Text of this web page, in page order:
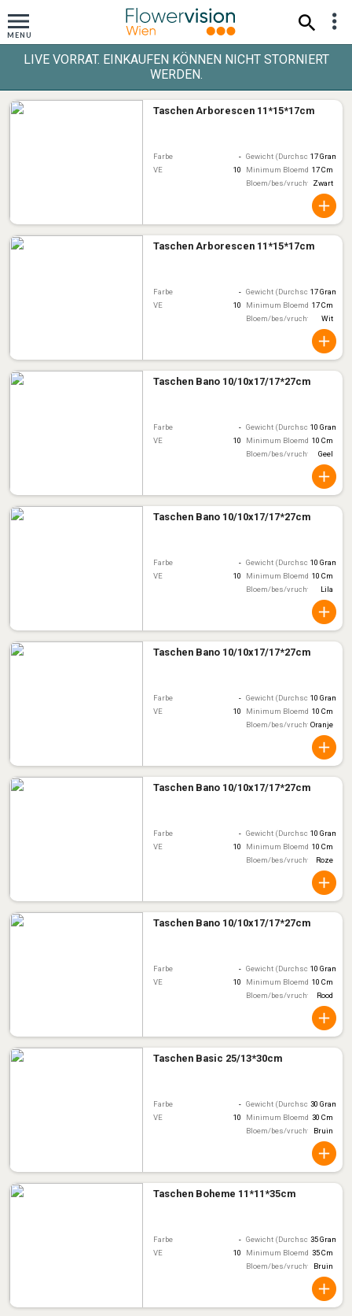
LIVE VORRAT. EINKAUFEN KÖNNEN NICHT STORNIERT
WERDEN.
Taschen Arborescen 11*15*17cm
Farbe - Gewicht (Durchschnitt)
17 Gram
VE
10 Minimum Bloemdiameter
17 Cm
Bloem/bes/vruchtkleur
Zwart
Taschen Arborescen 11*15*17cm
Farbe - Gewicht (Durchschnitt)
17 Gram
VE
10 Minimum Bloemdiameter
17 Cm
Bloem/bes/vruchtkleurWit
Taschen Bano 10/10x17/17*27cm
Farbe - Gewicht (Durchschnitt)
10 Gram
VE
10 Minimum Bloemdiameter
10 Cm
Bloem/bes/vruchtkleur
Geel
Taschen Bano 10/10x17/17*27cm
Farbe - Gewicht (Durchschnitt)
10 Gram
VE
10 Minimum Bloemdiameter
10 Cm
Bloem/bes/vruchtkleurLila
Taschen Bano 10/10x17/17*27cm
Farbe - Gewicht (Durchschnitt)
10 Gram
VE
10 Minimum Bloemdiameter
10 Cm
Bloem/bes/vruchtkleur
Oranje
Taschen Bano 10/10x17/17*27cm
Farbe - Gewicht (Durchschnitt)
10 Gram
VE
10 Minimum Bloemdiameter
10 Cm
Bloem/bes/vruchtkleur
Roze
Taschen Bano 10/10x17/17*27cm
Farbe - Gewicht (Durchschnitt)
10 Gram
VE
10 Minimum Bloemdiameter
10 Cm
Bloem/bes/vruchtkleur
Rood
Taschen Basic 25/13*30cm
Farbe - Gewicht (Durchschnitt)
30 Gram
VE
10 Minimum Bloemdiameter
30 Cm
Bloem/bes/vruchtkleur
Bruin
Taschen Boheme 11*11*35cm
Farbe - Gewicht (Durchschnitt)
35 Gram
VE
10 Minimum Bloemdiameter
35 Cm
Bloem/bes/vruchtkleur
Bruin